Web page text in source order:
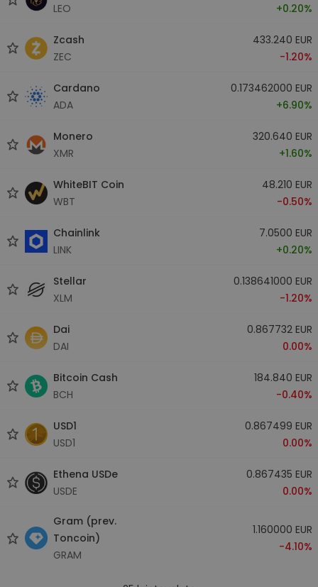
LEO
+0.20%
Zcash
ZEC
433.240 EUR
-1.20%
Cardano
ADA
0.173462000 EUR
+6.90%
Monero
XMR
320.640 EUR
+1.60%
WhiteBIT Coin
WBT
48.210 EUR
-0.50%
Chainlink
LINK
7.0500 EUR
+0.20%
Stellar
XLM
0.138641000 EUR
-1.20%
Dai
DAI
0.867732 EUR
0.00%
Bitcoin Cash
BCH
184.840 EUR
-0.40%
USD1
USD1
0.867499 EUR
0.00%
Ethena USDe
USDE
0.867435 EUR
0.00%
Gram (prev.
Toncoin)
GRAM
1.160000 EUR
-4.10%